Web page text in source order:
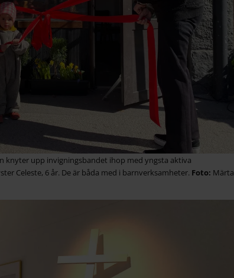
knyter upp invigningsbandet ihop med yngsta aktiva
Celeste, 6 år. De är båda med i barnverksamheter.
Märta